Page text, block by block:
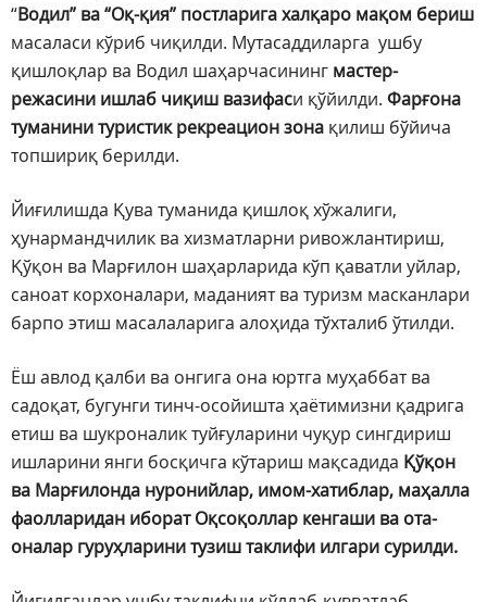
“Водил” ва “Оқ-қия” постларига халқаро мақом бериш
масаласи кўриб чиқилди. Мутасаддиларга ушбу
қишлоқлар ва Водил шаҳарчасининг мастер-
режасини ишлаб чиқиш вазифаси қўйилди. Фарғона
туманини туристик рекреацион зона қилиш бўйича
топшириқ берилди.
Йиғилишда Қува туманида қишлоқ хўжалиги,
ҳунармандчилик ва хизматларни ривожлантириш,
Қўқон ва Марғилон шаҳарларида кўп қаватли уйлар,
саноат корхоналари, маданият ва туризм масканлари
барпо этиш масалаларига алоҳида тўхталиб ўтилди.
Ёш авлод қалби ва онгига она юртга муҳаббат ва
садоқат, бугунги тинч-осойишта ҳаётимизни қадрига
етиш ва шукроналик туйғуларини чуқур сингдириш
ишларини янги босқичга кўтариш мақсадида Қўқон
ва Марғилонда нуронийлар, имом-хатиблар, маҳалла
фаолларидан иборат Оқсоқоллар кенгаши ва ота-
оналар гуруҳларини тузиш таклифи илгари сурилди.